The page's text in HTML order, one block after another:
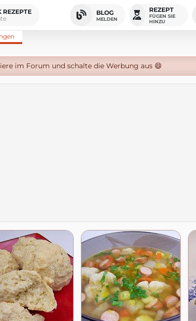
REZEPTE
BLOG
MELDEN
REZEPT
FÜGEN SIE
HINZU
im Forum und schalte die Werbung aus 😄